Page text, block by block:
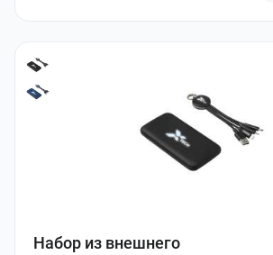
Набор из внешнего